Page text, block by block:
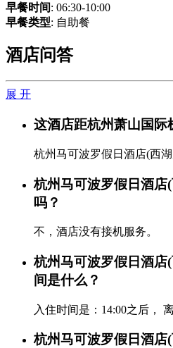
早餐时间: 06:30-10:00
早餐类型: 自助餐
酒店问答
展 开
这酒店距杭州萧山国际
杭州马可波罗假日酒店(西湖
杭州马可波罗假日酒店
吗？
不，酒店没有接机服务。
杭州马可波罗假日酒店
间是什么？
入住时间是：14:00之后，
杭州马可波罗假日酒店